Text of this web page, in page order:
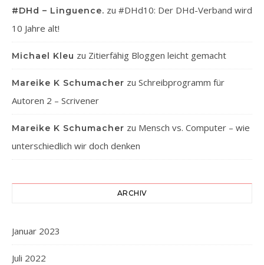
#DHd – Linguence. zu #DHd10: Der DHd-Verband wird
10 Jahre alt!
Michael Kleu zu Zitierfähig Bloggen leicht gemacht
Mareike K Schumacher zu Schreibprogramm für
Autoren 2 – Scrivener
Mareike K Schumacher zu Mensch vs. Computer – wie
unterschiedlich wir doch denken
ARCHIV
Januar 2023
Juli 2022